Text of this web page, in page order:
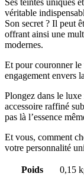
Ses teintes uniques
véritable
Son secret ? Il peut
offrant ainsi une
modernes.
Et pour couronner le
engagement envers
Plongez dans le
accessoire raffiné
pas là l’essence
Et vous, comment
votre personnalité
Poids 0,15